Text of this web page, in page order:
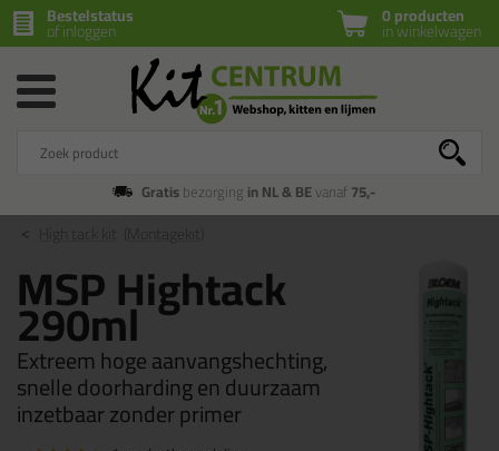
0 producten
in winkelwagen
Bestelstatus
of inloggen
Gratisbezorging in NL & BEvanaf75,-
MSP Hightack
290ml
Extreem hoge aanvangshechting,
snelle doorharding en duurzaam
inzetbaar zonder primer